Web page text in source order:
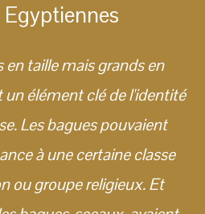
Egyptiennes
taille mais grands en
élément clé de l'identité
Les bagues pouvaient
à une certaine classe
ou groupe religieux. Et